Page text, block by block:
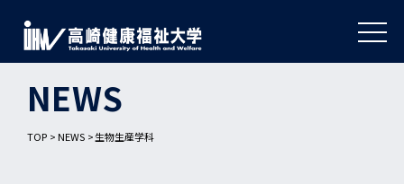
NEWS
TOP NEWS 生物生産学科